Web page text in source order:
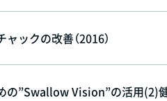
ックの改善（2016）
の”Swallow Vision”の活用(2)